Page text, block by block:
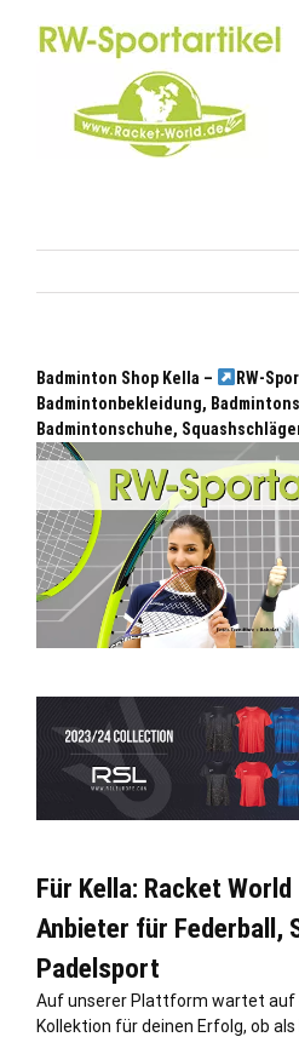
Badminton Shop Kella –
RW-
Badmintonbekleidung,
Badmintonschuhe,
Für Kella: Racket
Anbieter für Federball,
Padelsport
Auf unserer Plattform wartet auf
Kollektion für deinen Erfolg, ob